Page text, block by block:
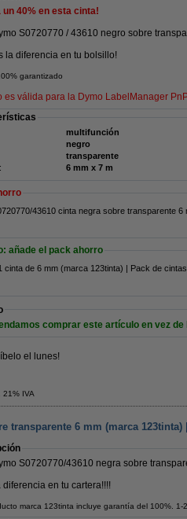
un 40% en esta cinta!
S0720770 / 43610 negro sobre
la diferencia en tu bolsillo!
garantizado
es válida para la Dymo LabelManager
multifunción
negro
transparente
6 mm x 7 m
43610 cinta negra sobre transparente
añade el pack ahorro
cinta de 6 mm (marca 123tinta) | Pack de cintas
comprar este artículo en vez de
el lunes!
21% IVA
transparente 6 mm (marca 123tinta)
S0720770/43610 negra sobre
diferencia en tu cartera!!!!
marca 123tinta incluye garantía del 100%. 1-